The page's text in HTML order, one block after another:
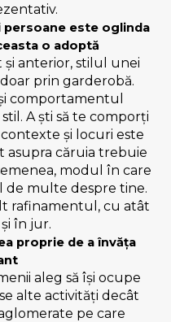
este oglinda
o adoptă
anterior, stilul unei
prin garderobă.
comportamentul
A ști să te comporți
și locuri este
căruia trebuie
modul în care
de multe despre tine.
rafinamentul, cu atât
în jur.
proprie de a învăța
aleg să își ocupe
alte activități decât
pe care